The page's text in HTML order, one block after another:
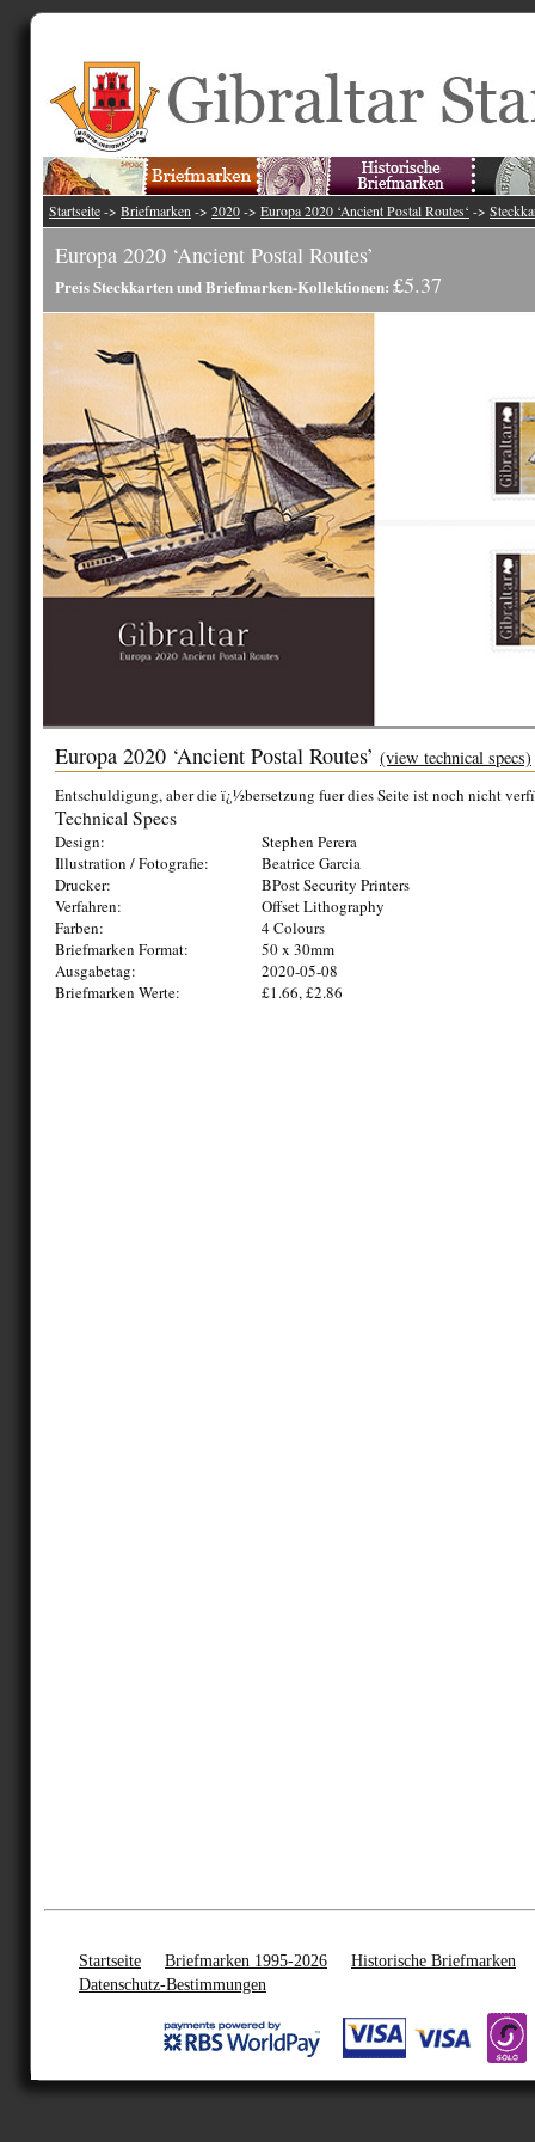
Startseite -> Briefmarken -> 2020 -> Europa 2020 ‘Ancient Postal Routes‘ ->
Europa 2020 ‘Ancient Postal Routes’
Preis Steckkarten und Briefmarken-Kollektionen: £5.37
Europa 2020 ‘Ancient Postal Routes’ (view technical specs)
Entschuldigung, aber die ï¿½bersetzung fuer dies Seite ist noch nicht
Technical Specs
Design:
Stephen Perera
Illustration / Fotografie:
Beatrice Garcia
Drucker:
BPost Security Printers
Verfahren:
Offset Lithography
Farben:
4 Colours
Briefmarken Format:
50 x 30mm
Ausgabetag:
2020-05-08
Briefmarken Werte:
£1.66, £2.86
Startseite Briefmarken 1995-2026
Historische Briefmarken
Datenschutz-Bestimmungen